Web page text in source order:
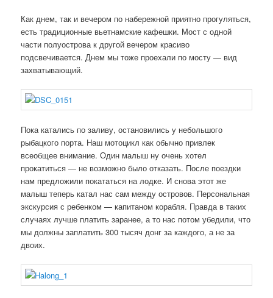
Как днем, так и вечером по набережной приятно прогуляться,
есть традиционные вьетнамские кафешки. Мост с одной
части полуострова к другой вечером красиво
подсвечивается. Днем мы тоже проехали по мосту — вид
захватывающий.
Пока катались по заливу, остановились у небольшого
рыбацкого порта. Наш мотоцикл как обычно привлек
всеобщее внимание. Один малыш ну очень хотел
прокатиться — не возможно было отказать. После поездки
нам предложили покататься на лодке. И снова этот же
малыш теперь катал нас сам между островов. Персональная
экскурсия с ребенком — капитаном корабля. Правда в таких
случаях лучше платить заранее, а то нас потом убедили, что
мы должны заплатить 300 тысяч донг за каждого, а не за
двоих.